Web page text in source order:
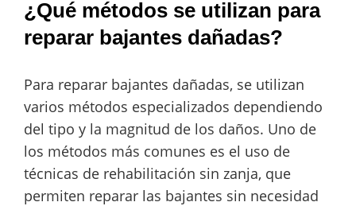
¿Qué métodos se utilizan para
reparar bajantes dañadas?
Para reparar bajantes dañadas, se utilizan
varios métodos especializados dependiendo
del tipo y la magnitud de los daños. Uno de
los métodos más comunes es el uso de
técnicas de rehabilitación sin zanja, que
permiten reparar las bajantes sin necesidad